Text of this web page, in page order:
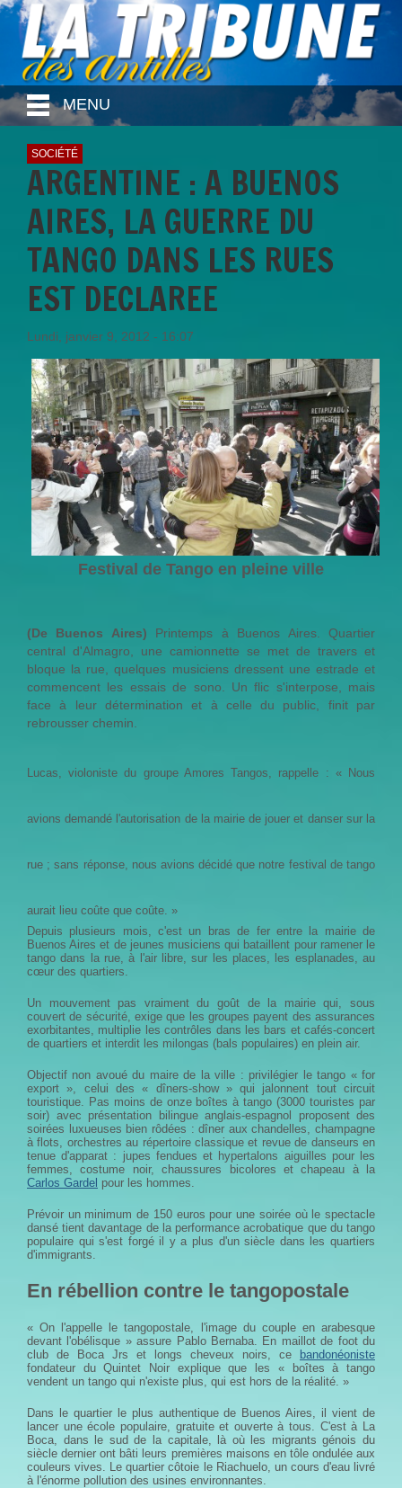
MENU
SOCIÉTÉ
ARGENTINE : A BUENOS
AIRES, LA GUERRE DU
TANGO DANS LES RUES
EST DECLAREE
Lundi, janvier 9, 2012 - 16:07
Festival de Tango en pleine ville
(De Buenos Aires) Printemps à Buenos Aires. Quartier
central d'Almagro, une camionnette se met de travers et
bloque la rue, quelques musiciens dressent une estrade et
commencent les essais de sono. Un flic s'interpose, mais
face à leur détermination et à celle du public, finit par
rebrousser chemin.
Lucas, violoniste du groupe Amores Tangos, rappelle : « Nous
avions demandé l'autorisation de la mairie de jouer et danser sur la
rue ; sans réponse, nous avions décidé que notre festival de tango
aurait lieu coûte que coûte. »
Depuis plusieurs mois, c'est un bras de fer entre la mairie de
Buenos Aires et de jeunes musiciens qui bataillent pour ramener le
tango dans la rue, à l'air libre, sur les places, les esplanades, au
cœur des quartiers.
Un mouvement pas vraiment du goût de la mairie qui, sous
couvert de sécurité, exige que les groupes payent des assurances
exorbitantes, multiplie les contrôles dans les bars et cafés-concert
de quartiers et interdit les milongas (bals populaires) en plein air.
Objectif non avoué du maire de la ville : privilégier le tango « for
export », celui des « dîners-show » qui jalonnent tout circuit
touristique. Pas moins de onze boîtes à tango (3000 touristes par
soir) avec présentation bilingue anglais-espagnol proposent des
soirées luxueuses bien rôdées : dîner aux chandelles, champagne
à flots, orchestres au répertoire classique et revue de danseurs en
tenue d'apparat : jupes fendues et hypertalons aiguilles pour les
femmes, costume noir, chaussures bicolores et chapeau à la
Carlos Gardel pour les hommes.
Prévoir un minimum de 150 euros pour une soirée où le spectacle
dansé tient davantage de la performance acrobatique que du tango
populaire qui s'est forgé il y a plus d'un siècle dans les quartiers
d'immigrants.
En rébellion contre le tangopostale
« On l'appelle le tangopostale, l'image du couple en arabesque
devant l'obélisque » assure Pablo Bernaba. En maillot de foot du
club de Boca Jrs et longs cheveux noirs, ce
bandonéoniste
fondateur du Quintet Noir explique que les « boîtes à tango
vendent un tango qui n'existe plus, qui est hors de la réalité. »
Dans le quartier le plus authentique de Buenos Aires, il vient de
lancer une école populaire, gratuite et ouverte à tous. C'est à La
Boca, dans le sud de la capitale, là où les migrants génois du
siècle dernier ont bâti leurs premières maisons en tôle ondulée aux
couleurs vives. Le quartier côtoie le Riachuelo, un cours d'eau livré
à l'énorme pollution des usines environnantes.